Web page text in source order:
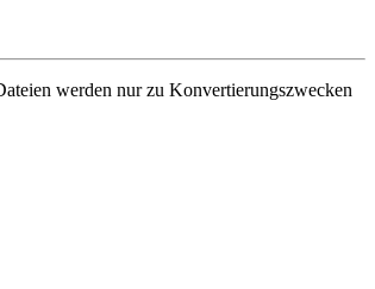
werden nur zu Konvertierungszwecken